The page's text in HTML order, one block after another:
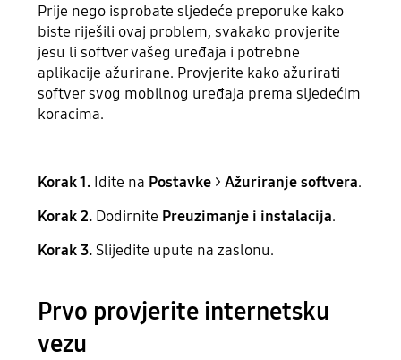
Prije nego isprobate sljedeće preporuke kako
biste riješili ovaj problem, svakako provjerite
jesu li softver vašeg uređaja i potrebne
aplikacije ažurirane. Provjerite kako ažurirati
softver svog mobilnog uređaja prema sljedećim
koracima.
Korak 1. Idite na Postavke >Ažuriranje softvera.
Korak 2. Dodirnite Preuzimanje i instalacija.
Korak 3. Slijedite upute na zaslonu.
Prvo provjerite internetsku
vezu